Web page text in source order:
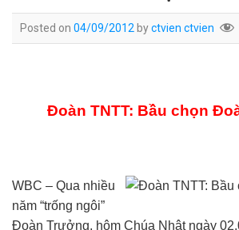
Posted on 04/09/2012 byctvien ctvien
Đoàn TNTT: Bầu chọn
WBC – Qua nhiều
năm “trống ngôi”
Đoàn Trưởng, hôm Chúa Nhật ngày